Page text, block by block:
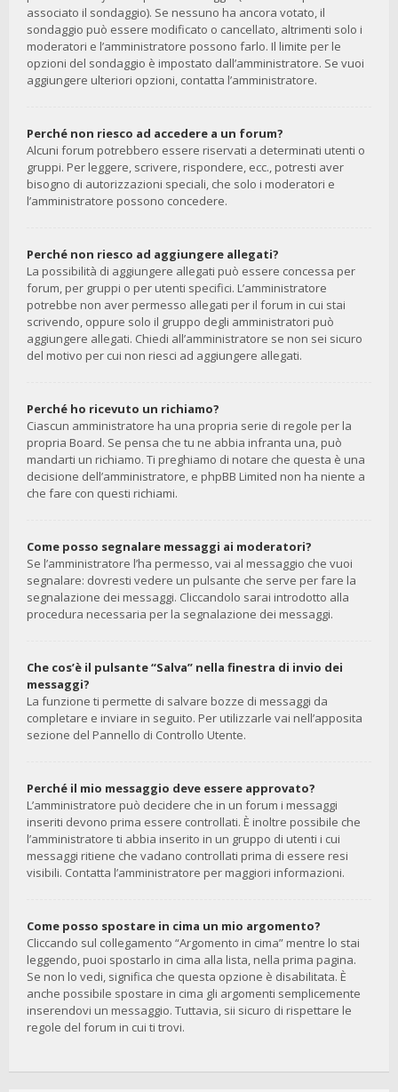
associato il sondaggio). Se nessuno ha ancora votato, il
sondaggio può essere modificato o cancellato, altrimenti solo i
moderatori e l’amministratore possono farlo. Il limite per le
opzioni del sondaggio è impostato dall’amministratore. Se vuoi
aggiungere ulteriori opzioni, contatta l’amministratore.
Perché non riesco ad accedere a un forum?
Alcuni forum potrebbero essere riservati a determinati utenti o
gruppi. Per leggere, scrivere, rispondere, ecc., potresti aver
bisogno di autorizzazioni speciali, che solo i moderatori e
l’amministratore possono concedere.
Perché non riesco ad aggiungere allegati?
La possibilità di aggiungere allegati può essere concessa per
forum, per gruppi o per utenti specifici. L’amministratore
potrebbe non aver permesso allegati per il forum in cui stai
scrivendo, oppure solo il gruppo degli amministratori può
aggiungere allegati. Chiedi all’amministratore se non sei sicuro
del motivo per cui non riesci ad aggiungere allegati.
Perché ho ricevuto un richiamo?
Ciascun amministratore ha una propria serie di regole per la
propria Board. Se pensa che tu ne abbia infranta una, può
mandarti un richiamo. Ti preghiamo di notare che questa è una
decisione dell’amministratore, e phpBB Limited non ha niente a
che fare con questi richiami.
Come posso segnalare messaggi ai moderatori?
Se l’amministratore l’ha permesso, vai al messaggio che vuoi
segnalare: dovresti vedere un pulsante che serve per fare la
segnalazione dei messaggi. Cliccandolo sarai introdotto alla
procedura necessaria per la segnalazione dei messaggi.
Che cos’è il pulsante “Salva” nella finestra di invio dei
messaggi?
La funzione ti permette di salvare bozze di messaggi da
completare e inviare in seguito. Per utilizzarle vai nell’apposita
sezione del Pannello di Controllo Utente.
Perché il mio messaggio deve essere approvato?
L’amministratore può decidere che in un forum i messaggi
inseriti devono prima essere controllati. È inoltre possibile che
l’amministratore ti abbia inserito in un gruppo di utenti i cui
messaggi ritiene che vadano controllati prima di essere resi
visibili. Contatta l’amministratore per maggiori informazioni.
Come posso spostare in cima un mio argomento?
Cliccando sul collegamento “Argomento in cima” mentre lo stai
leggendo, puoi spostarlo in cima alla lista, nella prima pagina.
Se non lo vedi, significa che questa opzione è disabilitata. È
anche possibile spostare in cima gli argomenti semplicemente
inserendovi un messaggio. Tuttavia, sii sicuro di rispettare le
regole del forum in cui ti trovi.